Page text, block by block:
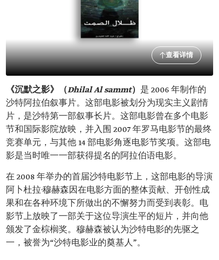
查看详情
《沉默之影》（Dhilal Al sammt） 是 2006 年制作的
沙特阿拉伯叙事片。这部电影被划分为现实主义剧情
片，是沙特第一部叙事长片。这部电影曾在多个电影
节和国际影院放映，并入围 2007 年罗马电影节的最终
竞赛单元，与其他 14 部电影角逐电影节奖项。这部电
影是当时唯一一部获得提名的阿拉伯语电影。
在 2008 年举办的首届沙特电影节上，这部电影的导演
阿卜杜拉·穆赫森因在电影方面的整体贡献、开创性成
果和在各种环境下所做出的不懈努力而受到表彰。电
影节上放映了一部关于这位导演生平的短片，并向他
颁发了金棕榈奖。穆赫森被认为沙特电影的先驱之
一，被誉为“沙特电影业的奠基人”。